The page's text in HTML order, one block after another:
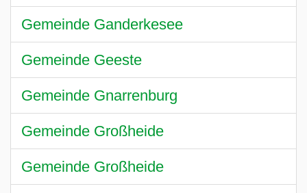
Gemeinde Ganderkesee
Gemeinde Geeste
Gemeinde Gnarrenburg
Gemeinde Großheide
Gemeinde Großheide